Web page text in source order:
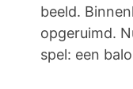
beeld.
opgeruimd.
spel: een